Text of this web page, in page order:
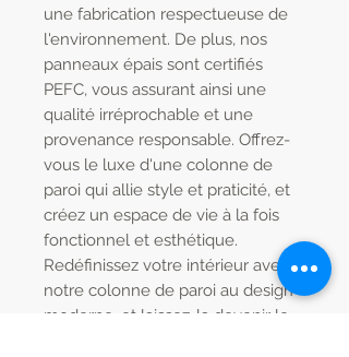
une fabrication respectueuse de
l'environnement. De plus, nos
panneaux épais sont certifiés
PEFC, vous assurant ainsi une
qualité irréprochable et une
provenance responsable. Offrez-
vous le luxe d'une colonne de
paroi qui allie style et praticité, et
créez un espace de vie à la fois
fonctionnel et esthétique.
Redéfinissez votre intérieur avec
notre colonne de paroi au design
moderne, et laissez-la devenir le